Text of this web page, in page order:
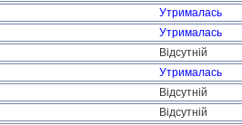
Утрималась
Утрималась
Відсутній
Утрималась
Відсутній
Відсутній